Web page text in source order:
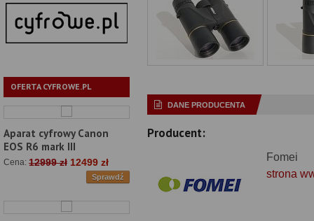
OFERTA CYFROWE.PL
Aparat cyfrowy Canon
EOS R6 mark III
Cena: 12999 zł 12499 zł
Sprawdź
DANE PRODUCENTA
Producent:
Fomei
strona